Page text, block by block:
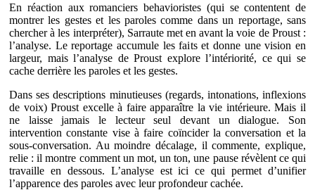
En réaction aux romanciers behavioristes (qui se contentent de
montrer les gestes et les paroles comme dans un reportage, sans
chercher à les interpréter), Sarraute met en avant la voie de Proust :
l’analyse. Le reportage accumule les faits et donne une vision en
largeur, mais l’analyse de Proust explore l’intériorité, ce qui se
cache derrière les paroles et les gestes.
Dans ses descriptions minutieuses (regards, intonations, inflexions
de voix) Proust excelle à faire apparaître la vie intérieure. Mais il
ne laisse jamais le lecteur seul devant un dialogue. Son
intervention constante vise à faire coïncider la conversation et la
sous-conversation. Au moindre décalage, il commente, explique,
relie : il montre comment un mot, un ton, une pause révèlent ce qui
travaille en dessous. L’analyse est ici ce qui permet d’unifier
l’apparence des paroles avec leur profondeur cachée.